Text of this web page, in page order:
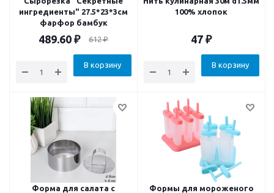
ингредиенты" 27.5*23*3см
фарфор бамбук
489.60 ₽ 612₽
В корзину
100% хлопок
47 ₽
В корзину
Форма для салата с
Формы для мороженого